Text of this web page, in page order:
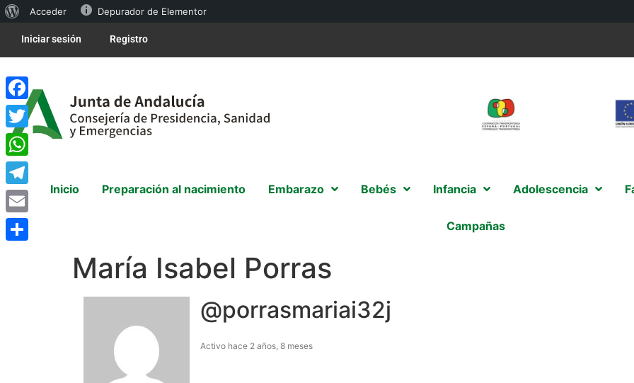
Acceder Depurador de Elementor
Iniciar sesión Registro
Inicio Preparación al nacimiento Embarazo Bebés Infancia Adolescencia
Campañas
María Isabel Porras
@porrasmariai32j
Activo hace 2 años, 8 meses
Facebook
Twitter
WhatsApp
Telegram
Email